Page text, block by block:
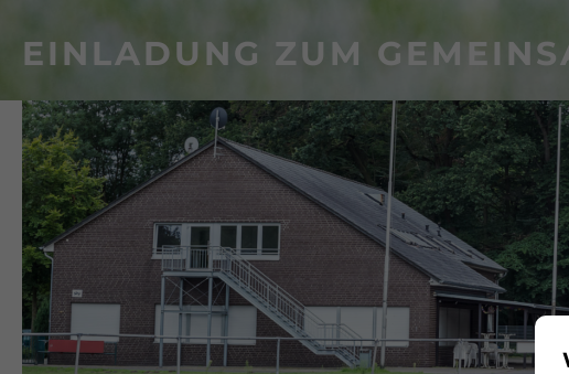
EINLADUNG ZUM